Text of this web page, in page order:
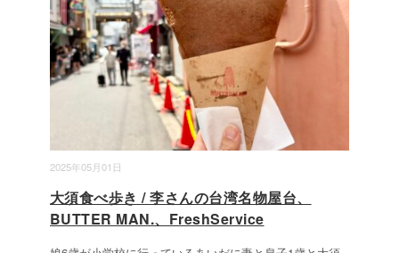
2025年05月01日
大須食べ歩き / 李さんの台湾名物屋台、
BUTTER MAN.、FreshService